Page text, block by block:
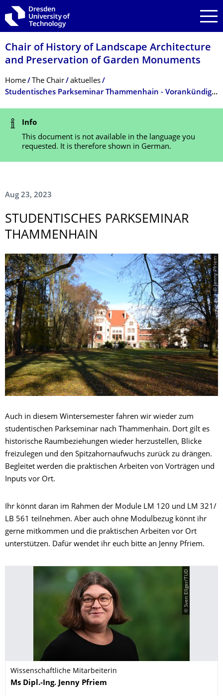
Skip to main navigation
Skip to search
Skip to content
Chair of History of Landscape Architecture
and Preservation of Garden Monuments
Breadcrumb Menu
Home The Chair
aktuelles
Studentisches Parkseminar Thammenhain - Vorankündigung
Status Message
Info
This document is not available in the language you
requested. It is therefore shown in German.
Aug 23, 2023
STUDENTISCHES PARKSEMINAR
THAMMENHAIN
© Jenny Pfriem
Auch in diesem Wintersemester fahren wir wieder zum
studentischen Parkseminar nach Thammenhain. Dort gilt es
historische Raumbeziehungen wieder herzustellen, Blicke
freizulegen und den Spitzahornaufwuchs zurück zu drängen.
Begleitet werden die praktischen Arbeiten von Vorträgen und
Inputs vor Ort.
Ihr könnt daran im Rahmen der Module LM 120 und LM 321/
LB 561 teilnehmen. Aber auch ohne Modulbezug könnt ihr
gerne mitkommen und die praktischen Arbeiten vor Ort
unterstützen. Dafür wendet ihr euch bitte an Jenny Pfriem.
© Sven Ellger/TUD
Wissenschaftliche Mitarbeiterin
Name
Ms Dipl.-Ing. Jenny Pfriem